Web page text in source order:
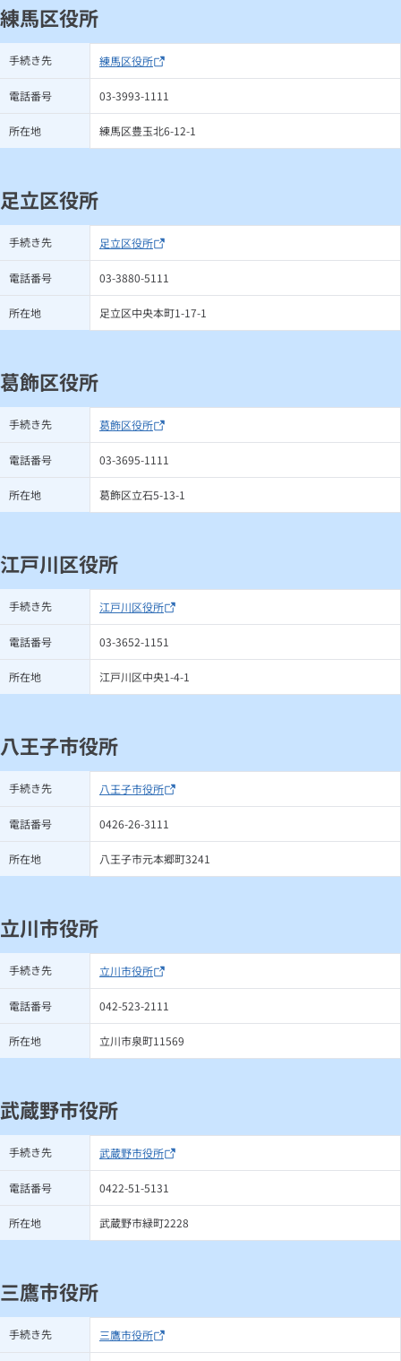
練馬区役所
手続き先 練馬区役所
電話番号 03-3993-1111
所在地 練馬区豊玉北6-12-1
足立区役所
手続き先 足立区役所
電話番号 03-3880-5111
所在地 足立区中央本町1-17-1
葛飾区役所
手続き先 葛飾区役所
電話番号 03-3695-1111
所在地 葛飾区立石5-13-1
江戸川区役所
手続き先 江戸川区役所
電話番号 03-3652-1151
所在地 江戸川区中央1-4-1
八王子市役所
手続き先 八王子市役所
電話番号 0426-26-3111
所在地 八王子市元本郷町3241
立川市役所
手続き先 立川市役所
電話番号 042-523-2111
所在地 立川市泉町11569
武蔵野市役所
手続き先 武蔵野市役所
電話番号 0422-51-5131
所在地 武蔵野市緑町2228
三鷹市役所
手続き先 三鷹市役所